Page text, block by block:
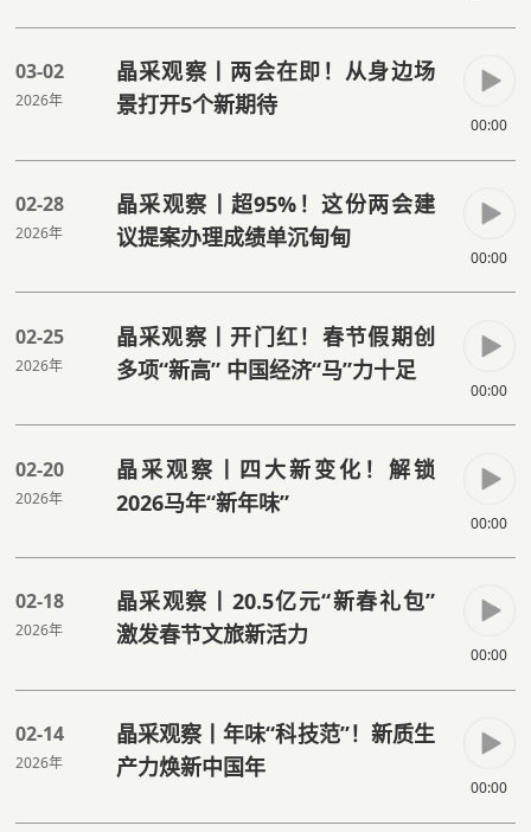
03-02
2026年
晶采观察丨两会在即！从身边场
景打开5个新期待
00:00
02-28
2026年
晶采观察丨超95%！这份两会建
议提案办理成绩单沉甸甸
00:00
02-25
2026年
晶采观察丨开门红！春节假期创
多项“新高” 中国经济“马”力十足
00:00
02-20
2026年
晶采观察丨四大新变化！解锁
2026马年“新年味”
00:00
02-18
2026年
晶采观察丨20.5亿元“新春礼包”
激发春节文旅新活力
00:00
02-14
2026年
晶采观察丨年味“科技范”！新质生
产力焕新中国年
00:00